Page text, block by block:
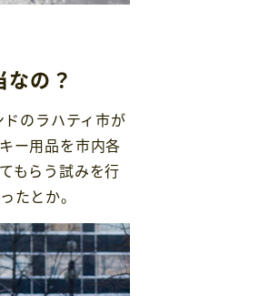
の？
のラハティ市が
ー用品を市内各
もらう試みを行
たとか。